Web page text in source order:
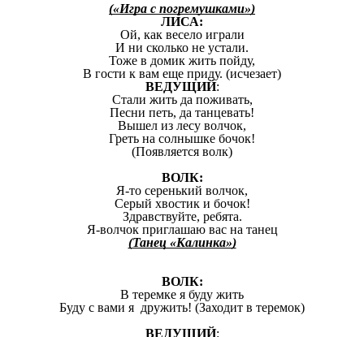
(«Игра с погремушками»)
ЛИСА:
Ой, как весело играли
И ни сколько не устали.
Тоже в домик жить пойду,
В гости к вам еще приду. (исчезает)
ВЕДУЩИЙ:
Стали жить да поживать,
Песни петь, да танцевать!
Вышел из лесу волчок,
Греть на солнышке бочок!
(Появляется волк)
ВОЛК:
Я-то серенький волчок,
Серый хвостик и бочок!
Здравствуйте, ребята.
Я-волчок приглашаю вас на танец
(Танец «Калинка»)
ВОЛК:
В теремке я буду жить
Буду с вами я дружить! (Заходит в теремок)
ВЕДУЩИЙ: